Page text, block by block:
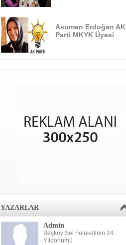
Asuman Erdoğan AK
Parti MKYK Üyesi
YAZARLAR
Admin
Beşköy Sel Felaketinin 24.
Yıldönümü